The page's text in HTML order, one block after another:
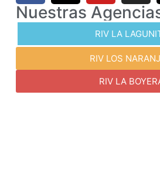
Nuestras
RIV LA
RIV LOS
RIV LA